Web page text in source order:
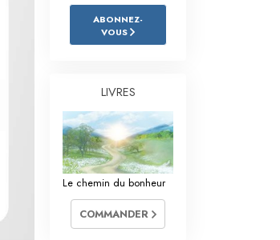
L’échelle des tons émotionnels
Réponses aux drogues
L’éthique et les conditions
La raison de l’oppression
Les investigations
Les fondements de l’organisation
ABONNEZ-
VOUS
LIVRES
Le chemin du bonheur
COMMANDER